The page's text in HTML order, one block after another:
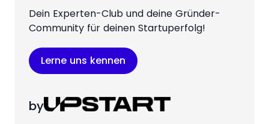
Dein Experten-Club und deine Gründer-
Community für deinen Startuperfolg!
Lerne uns kennen
by